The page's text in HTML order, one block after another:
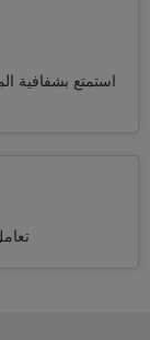
استمتع بشفافية